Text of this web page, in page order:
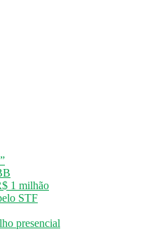
1 milhão
STF
presencial